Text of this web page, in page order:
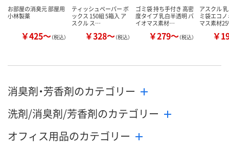
お部屋の消臭元 部屋用
小林製薬
￥425～（税込）
ティッシュペーパー ボ
ックス 150組 5箱入 ア
スクル ス…
￥328～（税込）
ゴミ袋 持ち手付き 高密
度タイプ 乳白半透明 バ
イオマス素材…
￥279～（税込）
アスクル
ミ袋エコ
マス素材
￥
消臭剤・芳香剤のカテゴリー
洗剤/消臭剤/芳香剤のカテゴリー
オフィス用品のカテゴリー